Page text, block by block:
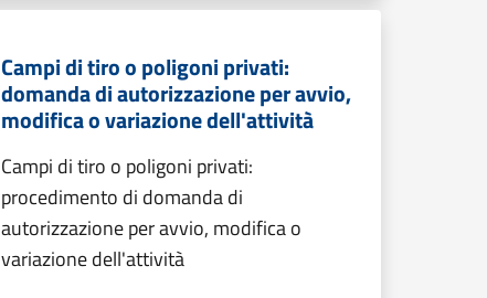
Campi di tiro o poligoni privati:
domanda di autorizzazione per avvio,
modifica o variazione dell'attività
Campi di tiro o poligoni privati:
procedimento di domanda di
autorizzazione per avvio, modifica o
variazione dell'attività